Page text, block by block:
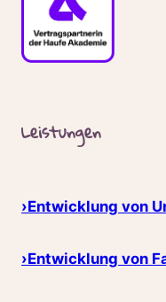
Leistungen
›Entwicklung von
›Entwicklung von